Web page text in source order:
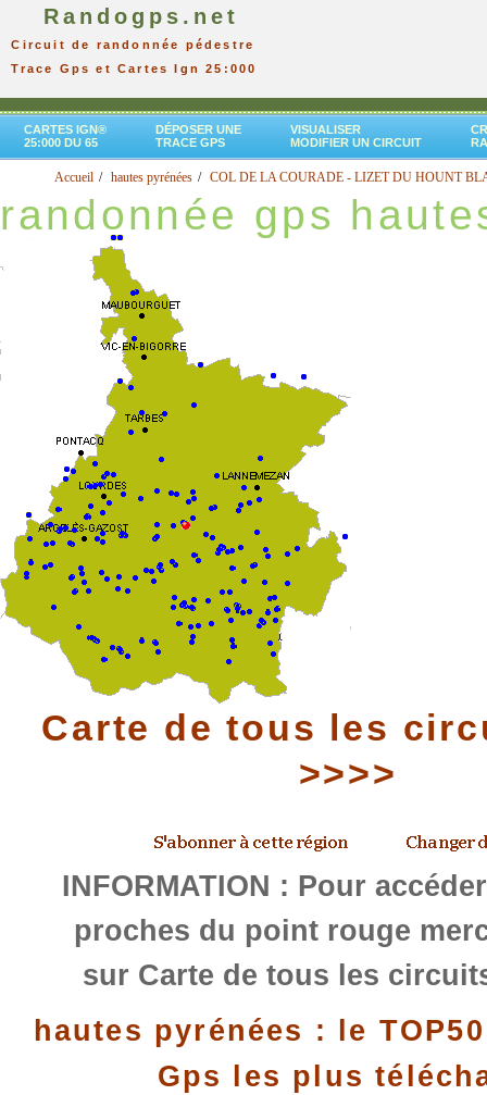
Randogps.net
Circuit de randonnée pédestre
Trace Gps et Cartes Ign 25:000
CARTES IGN®
25:000 DU 65
DÉPOSER UNE
TRACE GPS
VISUALISER
MODIFIER UN CIRCUIT
Accueil hautes pyrénées COL DE LA COURADE - LIZET DU HOUNT
randonnée gps
Carte de tous les
>>>>
INFORMATION : Pour
proches du point rouge
sur Carte de tous les
hautes pyrénées : le
Gps les plus